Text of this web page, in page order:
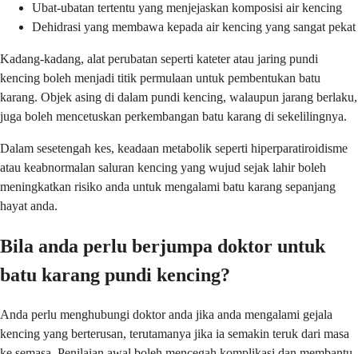
Ubat-ubatan tertentu yang menjejaskan komposisi air kencing
Dehidrasi yang membawa kepada air kencing yang sangat pekat
Kadang-kadang, alat perubatan seperti kateter atau jaring pundi
kencing boleh menjadi titik permulaan untuk pembentukan batu
karang. Objek asing di dalam pundi kencing, walaupun jarang berlaku,
juga boleh mencetuskan perkembangan batu karang di sekelilingnya.
Dalam sesetengah kes, keadaan metabolik seperti hiperparatiroidisme
atau keabnormalan saluran kencing yang wujud sejak lahir boleh
meningkatkan risiko anda untuk mengalami batu karang sepanjang
hayat anda.
Bila anda perlu berjumpa doktor untuk
batu karang pundi kencing?
Anda perlu menghubungi doktor anda jika anda mengalami gejala
kencing yang berterusan, terutamanya jika ia semakin teruk dari masa